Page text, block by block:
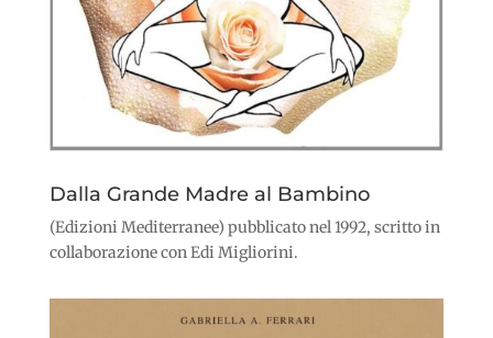
Dalla Grande Madre al Bambino
(Edizioni Mediterranee) pubblicato nel 1992, scritto in
collaborazione con Edi Migliorini.